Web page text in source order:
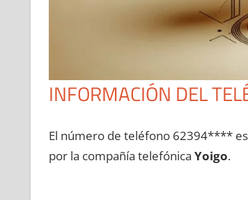
INFORMACIÓN DEL
El número dе teléfono 62394****
pοr la compañía telefónica Yoigo.